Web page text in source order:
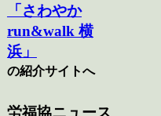
「さわやか
run&walk 横
浜」
の紹介サイトへ
労福協ニュース